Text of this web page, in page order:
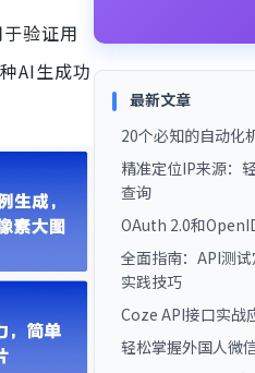
验证用
AI生成功
最新文章
20个必知的自动化
精准定位IP来源：
查询
OAuth 2.0和
全面指南：API测
实践技巧
Coze API接口实战
轻松掌握外国人微